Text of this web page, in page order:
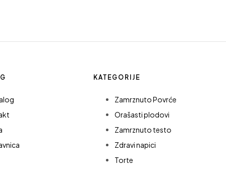
KATEGORIJE
Zamrznuto Povrće
Orašasti plodovi
Zamrznuto testo
Zdravi napici
Torte